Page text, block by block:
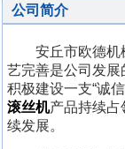
公司简介
安丘市欧德机
艺完善是公司发
积极建设一支“诚
滚丝机产品持续占
续发展。